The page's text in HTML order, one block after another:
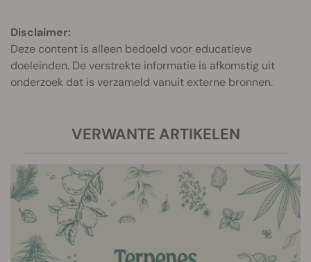
Disclaimer:
Deze content is alleen bedoeld voor educatieve
doeleinden. De verstrekte informatie is afkomstig uit
onderzoek dat is verzameld vanuit externe bronnen.
VERWANTE ARTIKELEN